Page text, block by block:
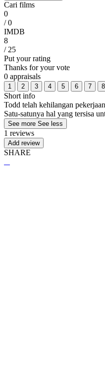
Cari films
0
/ 0
IMDB
8
/ 25
Put your rating
Thanks for your vote
0 appraisals
1 2 3 4 5 6 7 8
Short info
Todd telah kehilangan
Satu-satunya hal yang tersisa
See more See less
1 reviews
Add review
SHARE